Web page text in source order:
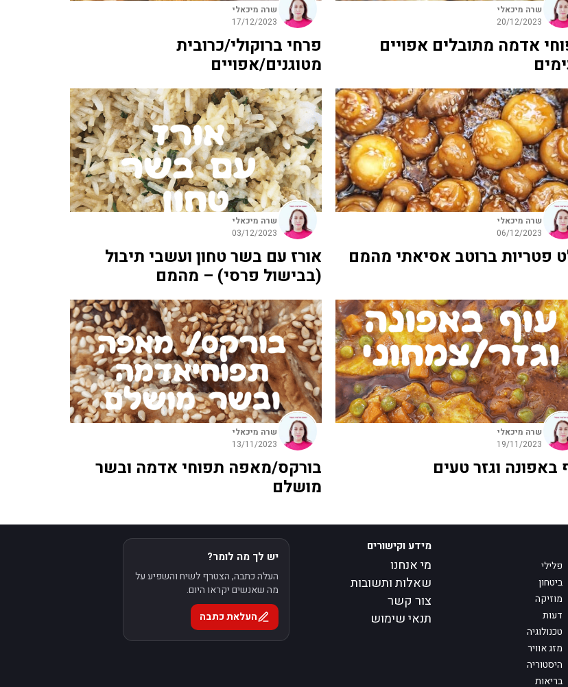
שרה מיכאלי
20/12/2023
אדמה מתובלים אפויים
שרה מיכאלי
17/12/2023
פרחי ברוקולי/כרובית
מטוגנים/אפויים
שרה מיכאלי
06/12/2023
פטריות ברוטב אסיאתי מהמם
שרה מיכאלי
03/12/2023
אורז עם בשר טחון ועשבי תיבול
(בבישול פרסי) – מהמם
שרה מיכאלי
19/11/2023
באפונה וגזר טעים
שרה מיכאלי
13/11/2023
בורקס/מאפה תפוחי אדמה ובשר
מושלם
פלילי
ביטחון
מוזיקה
דעות
טכנולוגיה
מזג אוויר
היסטוריה
בריאות
מידע וקישורים
מי אנחנו
שאלות ותשובות
צור קשר
תנאי שימוש
יש לך מה לומר?
העלה כתבה, הצטרף לשיח והשפיע על
מה שאנשים יקראו היום.
העלאת כתבה